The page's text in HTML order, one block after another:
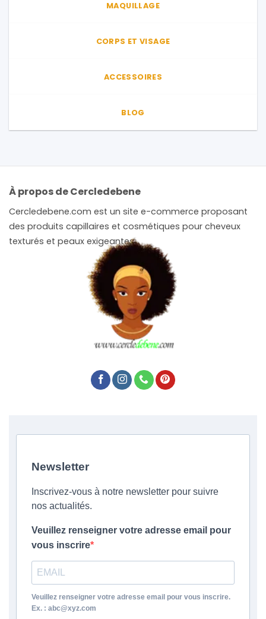
MAQUILLAGE
CORPS ET VISAGE
ACCESSOIRES
BLOG
À propos de Cercledebene
Cercledebene.com est un site e-commerce proposant
des produits capillaires et cosmétiques pour cheveux
texturés et peaux exigeantes.
Newsletter
Inscrivez-vous à notre newsletter pour suivre
nos actualités.
Veuillez renseigner votre adresse email pour
vous inscrire
Veuillez renseigner votre adresse email pour vous inscrire.
Ex. : abc@xyz.com